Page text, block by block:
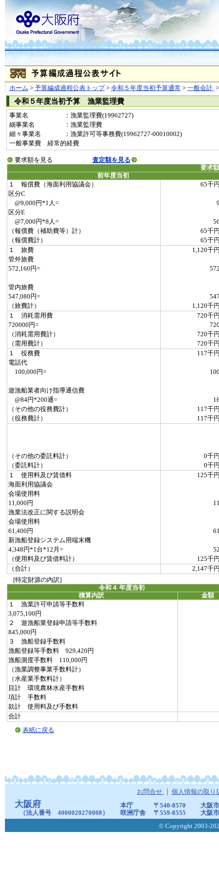
ホーム > 予算編成過程公表トップ> 令和５年度当初予算通常 > 一般会計
令和５年度当初予算 漁業監理費
事業名
：漁業監理費(19962727)
細事業名
：漁業監理費
細々事業名
：漁業許可等事務費(19962727-00010002)
一般事業費 経常的経費
要求額を見る
査定額を見る
要求
前年度当初
１ 報償費（海面利用協議会）
65千
区分C
@9,000円*1人=
区分E
@7,000円*8人=
（報償費（補助費等）計）
65千
（報償費計）
65千
１ 旅費
1,120千
管外旅費
572,160円=
管内旅費
547,080円=
（旅費計）
1,120千
１ 消耗需用費
720千
720000円=
（消耗需用費計）
720千
（需用費計）
720千
１ 役務費
117千
電話代
100,000円=
遊漁船業者向け指導通信費
@84円*200通=
（その他の役務費計）
117千
（役務費計）
117千
（その他の委託料計）
0千
（委託料計）
0千
１ 使用料及び賃借料
125千
海面利用協議会
会場使用料
11,000円
漁業法改正に関する説明会
会場使用料
61,400円
新漁船登録システム用端末機
4,348円*1台*12月=
（使用料及び賃借料計）
125千
（合計）
2,147千
[特定財源の内訳]
令和４ 年度当初
積算内訳
金額
１ 漁業許可申請等手数料
3,075,100円
２ 遊漁船業登録申請等手数料
845,000円
３ 漁船登録手数料
漁船登録等手数料 929,420円
漁船測度手数料 110,000円
（漁業調整事業手数料計）
（水産業手数料計）
目計 環境農林水産手数料
項計 手数料
款計 使用料及び手数料
合計
表紙に戻る
お問合せ 個人情報の取り
大阪府
（法人番号 4000020270008）
本庁 〒540-8570
大阪
咲洲庁舎
〒559-8555
大阪
© Copyright 2003-